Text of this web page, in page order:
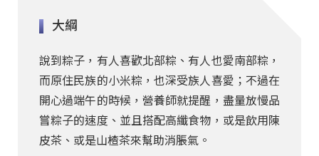
大綱
說到粽子，有人喜歡北部粽、有人也愛南部粽，
而原住民族的小米粽，也深受族人喜愛；不過在
開心過端午的時候，營養師就提醒，盡量放慢品
嘗粽子的速度、並且搭配高纖食物，或是飲用陳
皮茶、或是山楂茶來幫助消脹氣。